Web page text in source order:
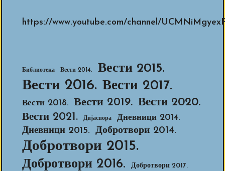
https://www.youtube.com/channel/
Библиотека Вести 2014. Вести 2015.
Вести 2016. Вести 2017.
Вести 2018. Вести 2019. Вести 2020.
Вести 2021. Дијаспора Дневници 2014.
Дневници 2015. Добротвори 2014.
Добротвори 2015.
Добротвори 2016. Добротвори 2017.